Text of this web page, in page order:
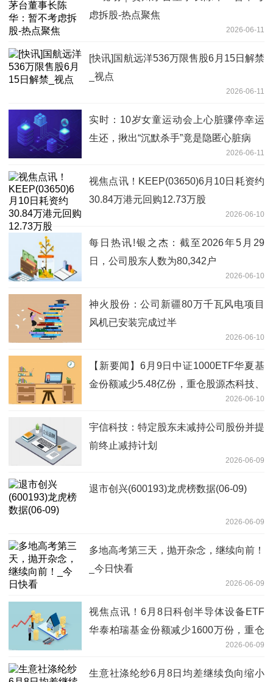
虑拆股-热点聚焦
2026-06-11
[快讯]国航远洋536万限售股6月15日解禁
_视点
2026-06-11
实时：10岁女童运动会上心脏骤停幸运
生还，揪出“沉默杀手”竟是隐匿心脏病
2026-06-11
视焦点讯！KEEP(03650)6月10日耗资约
30.84万港元回购12.73万股
2026-06-10
每日热讯!银之杰：截至2026年5月29
日，公司股东人数为80,342户
2026-06-10
神火股份：公司新疆80万千瓦风电项目
风机已安装完成过半
2026-06-10
【新要闻】6月9日中证1000ETF华夏基
金份额减少5.48亿份，重仓股源杰科技、
2026-06-10
宇信科技：特定股东未减持公司股份并提
前终止减持计划
2026-06-09
退市创兴(600193)龙虎榜数据(06-09)
2026-06-09
多地高考第三天，抛开杂念，继续向前！
_今日快看
2026-06-09
视焦点讯！6月8日科创半导体设备ETF
华泰柏瑞基金份额减少1600万份，重仓
股拓荆科技、华海清科、中微公司2026-06-09
生意社涤纶纱6月8日均差继续负向缩小